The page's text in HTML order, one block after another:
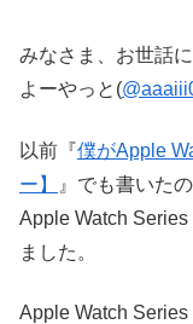
みなさま、お世話
よーやっと(
以前『僕がApple
ー】
』でも書いたの
Apple Watch
ました。
Apple Watch